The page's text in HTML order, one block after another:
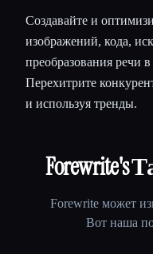
Создавайте и
изображений, кода,
преобразования речи
Перехитрите
и используя тренды.
Forewrite's
Forewriteможет
Вот наша